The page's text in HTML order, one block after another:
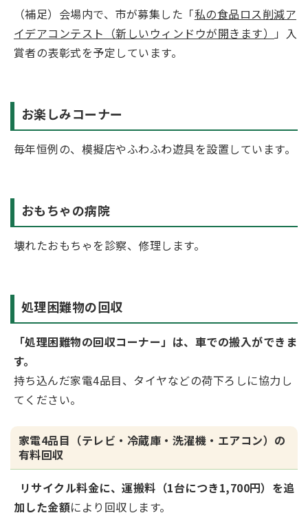
（補足）会場内で、市が募集した「私の食品ロス削減ア
イデアコンテスト（新しいウィンドウが開きます）
」入
賞者の表彰式を予定しています。
お楽しみコーナー
毎年恒例の、模擬店やふわふわ遊具を設置しています。
おもちゃの病院
壊れたおもちゃを診察、修理します。
処理困難物の回収
「処理困難物の回収コーナー」は、車での搬入ができま
す。
持ち込んだ家電4品目、タイヤなどの荷下ろしに協力し
てください。
家電4品目（テレビ・冷蔵庫・洗濯機・エアコン）の
有料回収
リサイクル料金に、運搬料（1台につき1,700円）を追
加した金額により回収します。